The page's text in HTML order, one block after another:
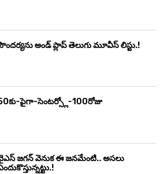
అండ్‌ ప్లాప్‌ తెలుగు మూవీస్‌ లిస్టు.!
పైగా-సెంటర్స్లో-100రోజు
జగన్‌ వెనుక ఈ జనమేంటి.. అసలు